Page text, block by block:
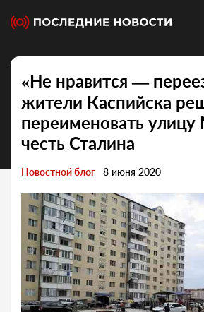
«Не нравится —
жители Каспийска
переименовать
честь Сталина
Новостной блог 8 июня 2020